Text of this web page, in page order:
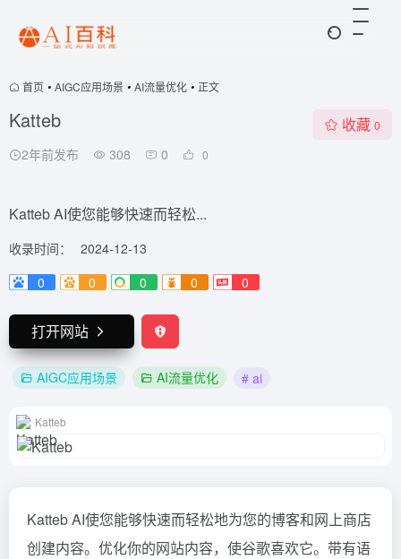
首页 • AIGC应用场景 • AI流量优化 • 正文
Katteb
2年前发布 308 0 0
收藏 0
Katteb AI使您能够快速而轻松...
收录时间：
2024-12-13
0
0 0 0 0
打开网站
AIGC应用场景 AI流量优化 # ai
Katteb
Katteb AI使您能够快速而轻松地为您的博客和网上商店
创建内容。优化你的网站内容，使谷歌喜欢它。带有语